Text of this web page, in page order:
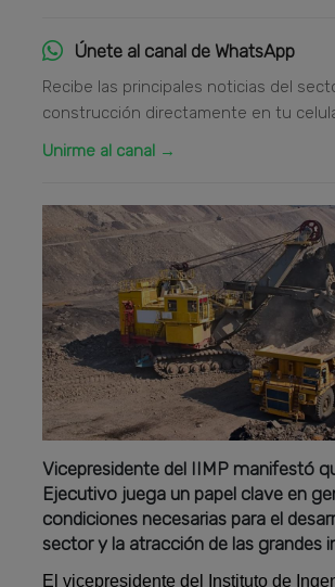
Únete al canal de WhatsApp
Recibe las principales noticias del
construcción directamente en tu
Unirme al canal →
Vicepresidente del IIMP manifestó
Ejecutivo juega un papel clave en
condiciones necesarias para el
sector y la atracción de las grandes
El vicepresidente del Instituto de